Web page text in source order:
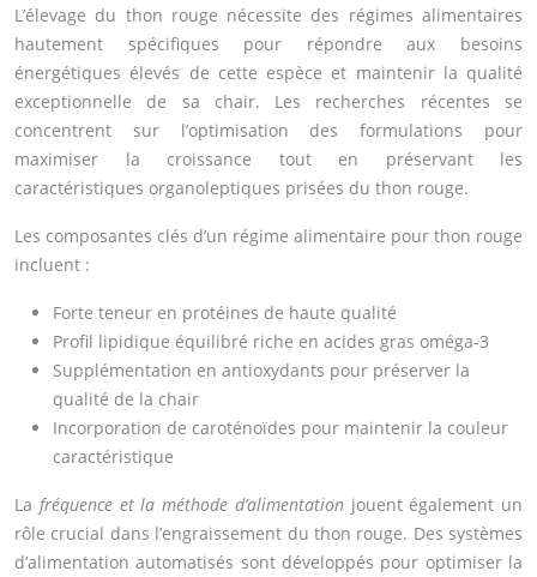
L’élevage du thon rouge nécessite des régimes alimentaires
hautement spécifiques pour répondre aux besoins
énergétiques élevés de cette espèce et maintenir la qualité
exceptionnelle de sa chair. Les recherches récentes se
concentrent sur l’optimisation des formulations pour
maximiser la croissance tout en préservant les
caractéristiques organoleptiques prisées du thon rouge.
Les composantes clés d’un régime alimentaire pour thon rouge
incluent :
Forte teneur en protéines de haute qualité
Profil lipidique équilibré riche en acides gras oméga-3
Supplémentation en antioxydants pour préserver la
qualité de la chair
Incorporation de caroténoïdes pour maintenir la couleur
caractéristique
La fréquence et la méthode d’alimentationjouent également un
rôle crucial dans l’engraissement du thon rouge. Des systèmes
d’alimentation automatisés sont développés pour optimiser la